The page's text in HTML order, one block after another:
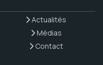
Actualités
Médias
Contact